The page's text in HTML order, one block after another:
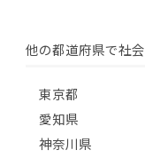
他の都道府県で社
東京都
愛知県
神奈川県